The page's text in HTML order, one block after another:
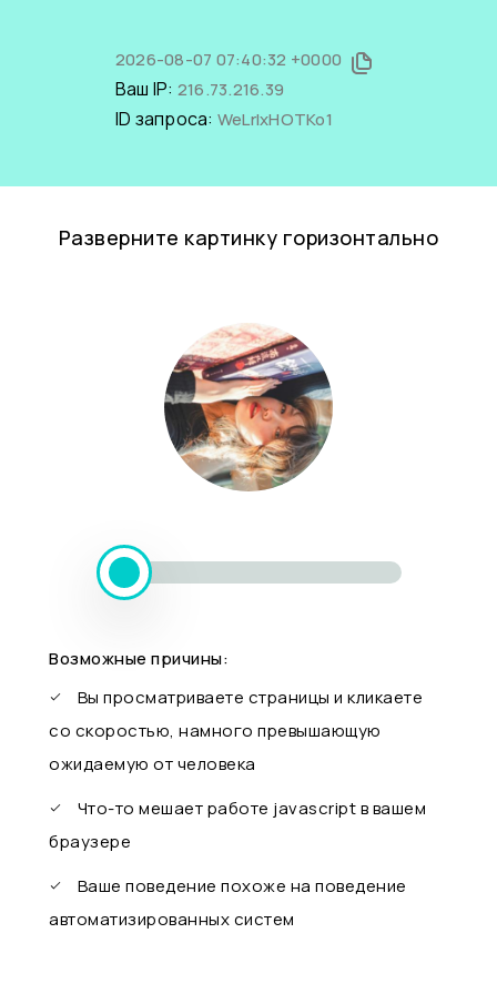
2026-08-07 07:40:32 +0000
Ваш IP: 216.73.216.39
ID запроса: WeLrlxHOTKo1
Разверните картинку горизонтально
Возможные причины:
Вы просматриваете страницы и кликаете
со скоростью, намного превышающую
ожидаемую от человека
Что-то мешает работе javascript в вашем
браузере
Ваше поведение похоже на поведение
автоматизированных систем